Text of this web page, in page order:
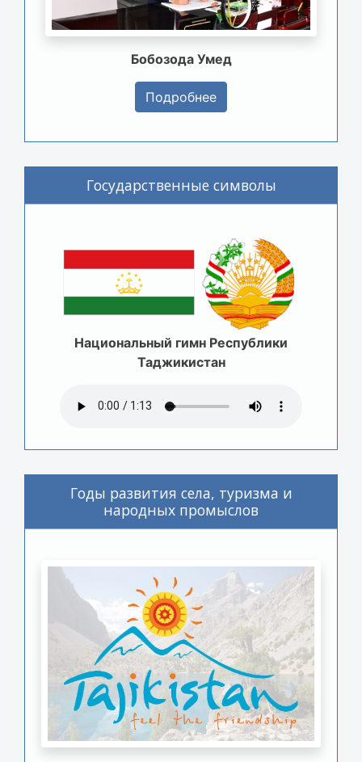
Бобозода Умед
Подробнее
Государственные символы
Национальный гимн Республики
Таджикистан
Годы развития села, туризма и
народных промыслов